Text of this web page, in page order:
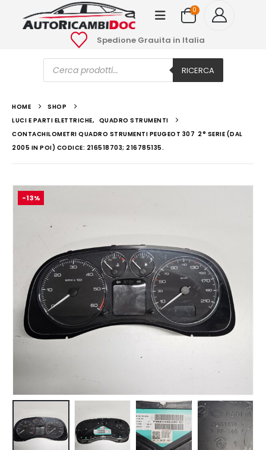
0
Spedione Grauita in Italia
Ricerca
prodotti RICERCA
HOME
SHOP
LUCI E PARTI ELETTRICHE, QUADRO STRUMENTI
CONTACHILOMETRI QUADRO STRUMENTI PEUGEOT 307 2° SERIE (DAL
2005 IN POI) CODICE: 216518703; 216785135.
-13%